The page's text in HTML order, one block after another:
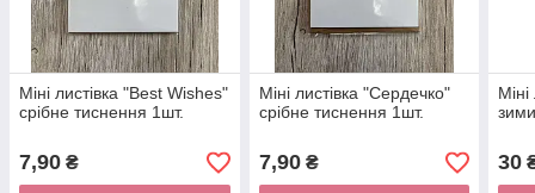
Міні листівка "Best Wishes"
срібне тиснення 1шт.
7,90 ₴
Міні листівка "Сердечко"
срібне тиснення 1шт.
7,90₴
Міні
30